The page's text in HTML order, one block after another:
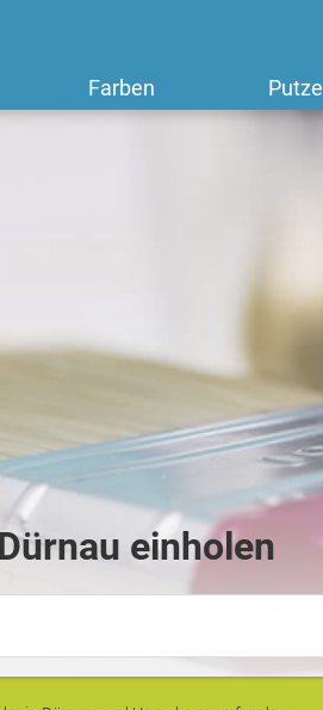
Farben Putze
einholen